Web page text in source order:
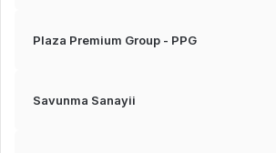
Plaza Premium Group - PPG
Savunma Sanayii